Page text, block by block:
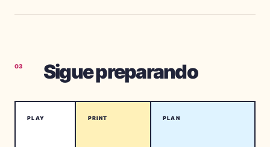
03 Sigue preparando
PLAY PRINT PLAN